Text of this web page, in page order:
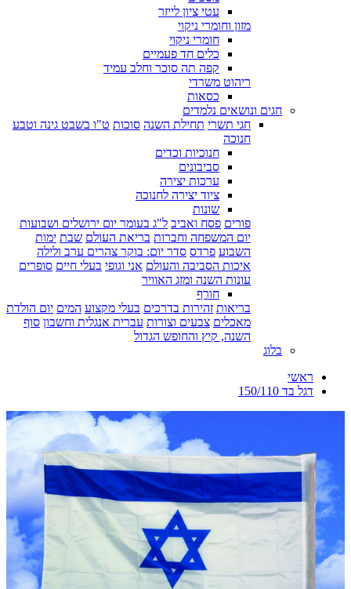
עטי ציון לייזר
מזון וחומרי ניקוי
חומרי ניקוי
כלים חד פעמיים
קפה תה סוכר וחלב עמיד
ריהוט משרדי
כסאות
חגים ונושאים נלמדים
חגי תשרי תחילת השנה סוכות ט"ו בשבט גינה וטבע
חנוכה
חנוכיות וכדים
סביבונים
ערכות יצירה
ציוד יצירה לחנוכה
שונות
פורים פסח ואביב ל"ג בעומר יום ירושלים ושבועות
יום המשפחה וחברות בריאת העולם שבת ימות
השבוע פרדס סדר יום: בוקר צהרים ערב ולילה
איכות הסביבה והעולם אני וגופי בעלי חיים סופרים
עונות השנה ומזג האוויר
חורף
בריאות זהירות בדרכים בעלי מקצוע המים יום הולדת
מאכלים צבעים וצורות עברית אנגלית וחשבון סוף
השנה, קיץ והחופש הגדול
בלוג
ראשי
דגל בד 150/110